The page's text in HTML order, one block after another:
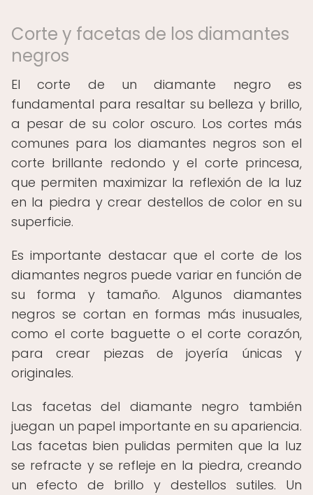
Corte y facetas de los diamantes
negros
El corte de un diamante negro es
fundamental para resaltar su belleza y brillo,
a pesar de su color oscuro. Los cortes más
comunes para los diamantes negros son el
corte brillante redondo y el corte princesa,
que permiten maximizar la reflexión de la luz
en la piedra y crear destellos de color en su
superficie.
Es importante destacar que el corte de los
diamantes negros puede variar en función de
su forma y tamaño. Algunos diamantes
negros se cortan en formas más inusuales,
como el corte baguette o el corte corazón,
para crear piezas de joyería únicas y
originales.
Las facetas del diamante negro también
juegan un papel importante en su apariencia.
Las facetas bien pulidas permiten que la luz
se refracte y se refleje en la piedra, creando
un efecto de brillo y destellos sutiles. Un